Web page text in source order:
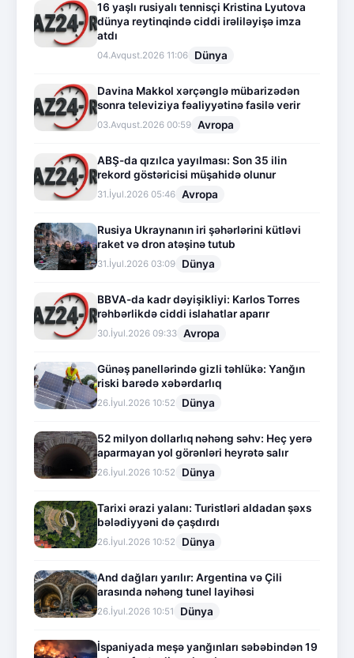
16 yaşlı rusiyalı tennisçi Kristina Lyutova
dünya reytinqində ciddi irəliləyişə imza
atdı
04.Avqust.2026 11:06 Dünya
Davina Makkol xərçənglə mübarizədən
sonra televiziya fəaliyyətinə fasilə verir
03.Avqust.2026 00:59 Avropa
ABŞ-da qızılca yayılması: Son 35 ilin
rekord göstəricisi müşahidə olunur
31.İyul.2026 05:46 Avropa
Rusiya Ukraynanın iri şəhərlərini kütləvi
raket və dron atəşinə tutub
31.İyul.2026 03:09 Dünya
BBVA-da kadr dəyişikliyi: Karlos Torres
rəhbərlikdə ciddi islahatlar aparır
30.İyul.2026 09:33 Avropa
Günəş panellərində gizli təhlükə: Yanğın
riski barədə xəbərdarlıq
26.İyul.2026 10:52 Dünya
52 milyon dollarlıq nəhəng səhv: Heç yerə
aparmayan yol görənləri heyrətə salır
26.İyul.2026 10:52 Dünya
Tarixi ərazi yalanı: Turistləri aldadan şəxs
bələdiyyəni də çaşdırdı
26.İyul.2026 10:52 Dünya
And dağları yarılır: Argentina və Çili
arasında nəhəng tunel layihəsi
26.İyul.2026 10:51 Dünya
İspaniyada meşə yanğınları səbəbindən 19